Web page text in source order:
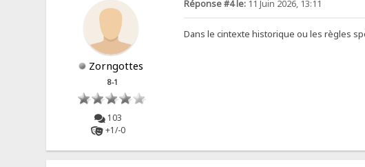
Zorngottes
8-1
103
+1/-0
Réponse #4 le:11 Juin 2026, 13:11
Dans le cintexte historique ou les règles